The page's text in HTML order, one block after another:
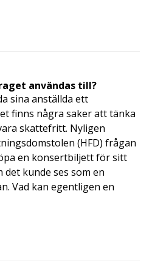
användas till?
sina anställda ett
finns några saker att tänka
skattefritt. Nyligen
(HFD) frågan
en konsertbiljett för sitt
kunde ses som en
Vad kan egentligen en